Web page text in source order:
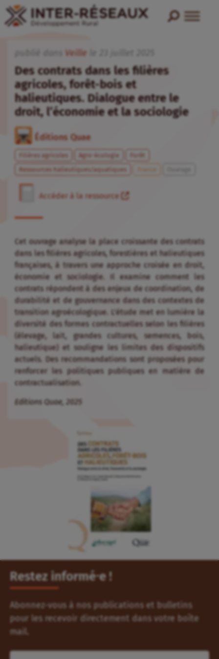
Veille
Des contrats dans les filières
agricoles, forêt-bois et
halieutiques. Dialogue entre le
droit, l’économie et la sociologie
Éditions Quae
Filières agricoles Agro-écologie
Forêt
Ressources halieutiques/aquatiques
France
Accéder à la ressource
Cet ouvrage analyse la place croissante des contrats
dans les filières agricoles, forestières et halieutiques
françaises, à travers une approche croisée en droit,
économie et sociologie. Il examine comment les
contrats répondent à des enjeux de coordination, de
durabilité et de gouvernance dans des contextes de
transition agroécologique. L’étude met en lumière la
diversité des formes contractuelles selon les filières
(élevage, lait, grandes cultures, semences, bois,
halieutique) et souligne les limites des dispositifs
actuels. Des recommandations sont proposées pour
renforcer les politiques publiques en matière de
contractualisation.
Editions Quae, 2025
Restez informé⸱e !
Abonnez-vous à nos publications et bulletins
pour les recevoir directement dans votre boîte
mail.